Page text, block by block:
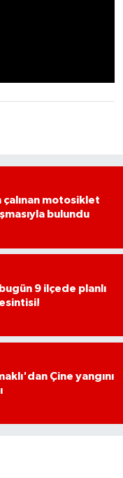
çalınan motosiklet
bulundu
9 ilçede planlı
Çine yangını